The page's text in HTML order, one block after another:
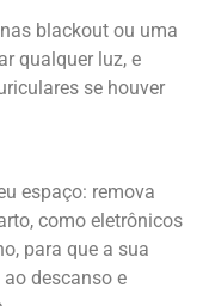
blackout ou uma
qualquer luz, e
se houver
espaço: remova
como eletrônicos
para que a sua
descanso e